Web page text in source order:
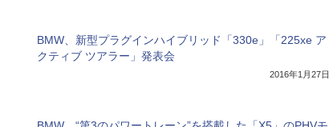
BMW、新型プラグインハイブリッド「330e」「225xe ア
クティブ ツアラー」発表会
2016年1月27日